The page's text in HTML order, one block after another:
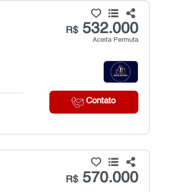
R$532.000
Aceita Permuta
Contato
R$570.000